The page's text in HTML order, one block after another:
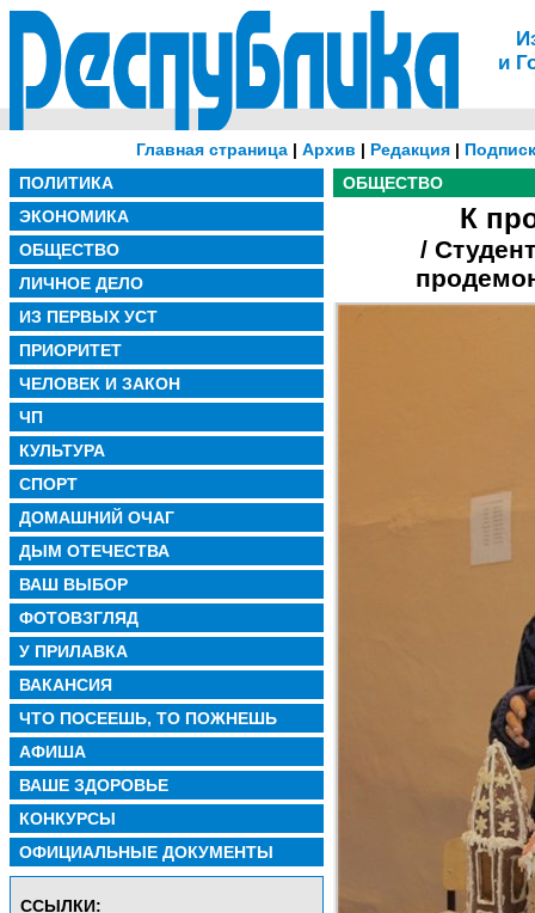
и
Главная страница| Архив | Редакция|
ПОЛИТИКА
ЭКОНОМИКА
ОБЩЕСТВО
ЛИЧНОЕ ДЕЛО
ИЗ ПЕРВЫХ УСТ
ПРИОРИТЕТ
ЧЕЛОВЕК И ЗАКОН
ЧП
КУЛЬТУРА
СПОРТ
ДОМАШНИЙ ОЧАГ
ДЫМ ОТЕЧЕСТВА
ВАШ ВЫБОР
ФОТОВЗГЛЯД
У ПРИЛАВКА
ВАКАНСИЯ
ЧТО ПОСЕЕШЬ, ТО ПОЖНЕШЬ
АФИША
ВАШЕ ЗДОРОВЬЕ
КОНКУРСЫ
ОФИЦИАЛЬНЫЕ ДОКУМЕНТЫ
CСЫЛКИ:
ОБЩЕСТВО
К
/